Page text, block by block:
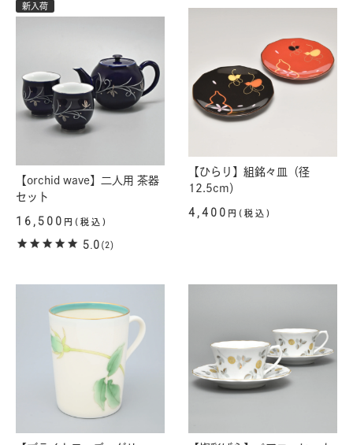
新入荷
【orchid wave】二人用 茶器
セット
16,500 円(税込)
5.0 (2)
【ひらり】組銘々皿（径
12.5cm）
4,400 円(税込)